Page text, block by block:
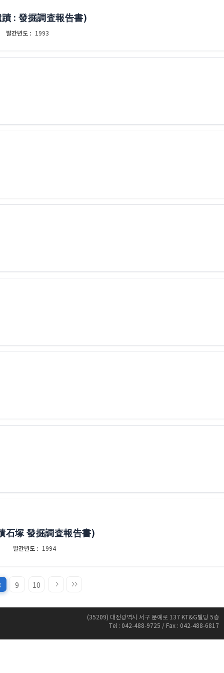
蹟 : 發掘調査報告書)
발간년도 : 1993
石塚 發掘調査報告書)
발간년도 : 1994
9 10
(35209) 대전광역시 서구 문예로 137 KT&G빌딩 5층
Tel : 042-488-9725 / Fax : 042-488-6817